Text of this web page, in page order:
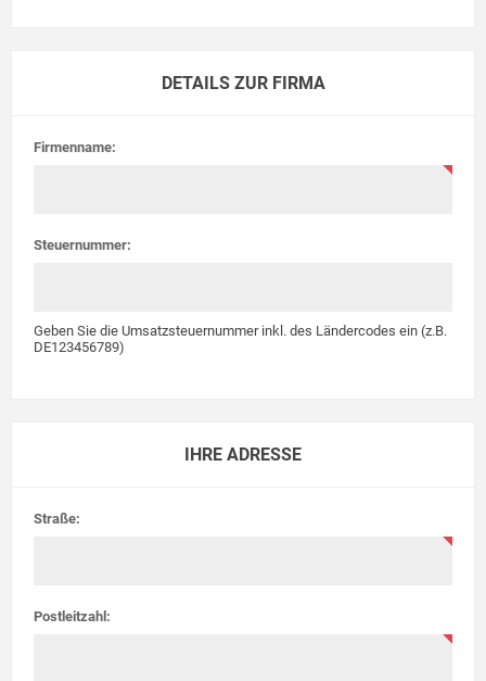
DETAILS ZUR FIRMA
Firmenname:
Steuernummer:
Geben Sie die Umsatzsteuernummer inkl. des Ländercodes ein (z.B.
DE123456789)
IHRE ADRESSE
Straße:
Postleitzahl: